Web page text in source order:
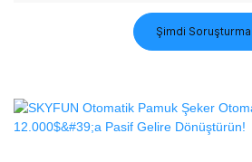
Şimdi Soruşturma